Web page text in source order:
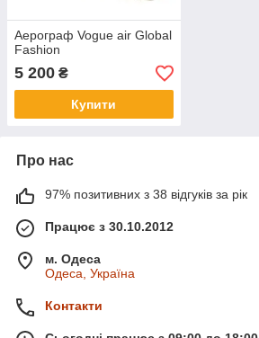
Аерограф Vogue air Global
Fashion
5 200 ₴
Купити
Про нас
97% позитивних з 38 відгуків за рік
Працює з 30.10.2012
м. Одеса
Одеса, Україна
Контакти